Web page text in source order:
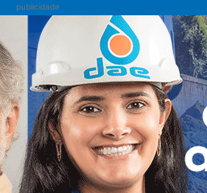
publicidade